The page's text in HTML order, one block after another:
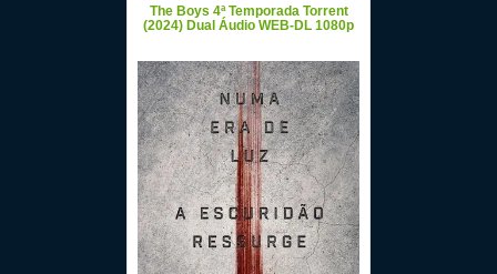
The Boys 4ª Temporada Torrent
(2024) Dual Áudio WEB-DL 1080p